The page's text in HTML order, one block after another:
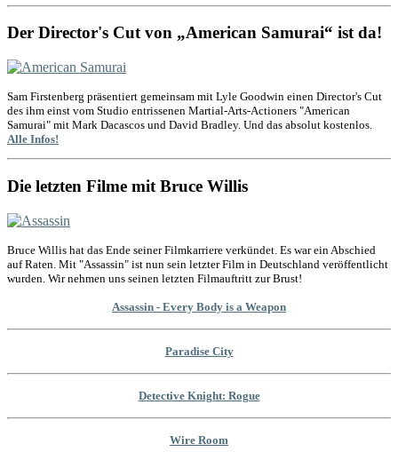
Der Director's Cut von „American Samurai“ ist da!
Sam Firstenberg präsentiert gemeinsam mit Lyle Goodwin einen Director's Cut
des ihm einst vom Studio entrissenen Martial-Arts-Actioners "American
Samurai" mit Mark Dacascos und David Bradley. Und das absolut kostenlos.
Alle Infos!
Die letzten Filme mit Bruce Willis
Bruce Willis hat das Ende seiner Filmkarriere verkündet. Es war ein Abschied
auf Raten. Mit "Assassin" ist nun sein letzter Film in Deutschland veröffentlicht
wurden. Wir nehmen uns seinen letzten Filmauftritt zur Brust!
Assassin - Every Body is a Weapon
Paradise City
Detective Knight: Rogue
Wire Room